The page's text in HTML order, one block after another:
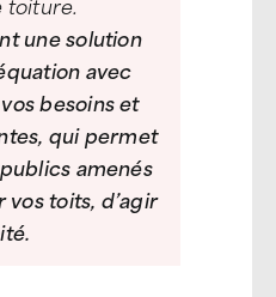
une solution
avec
besoins et
qui permet
amenés
toits, d’agir